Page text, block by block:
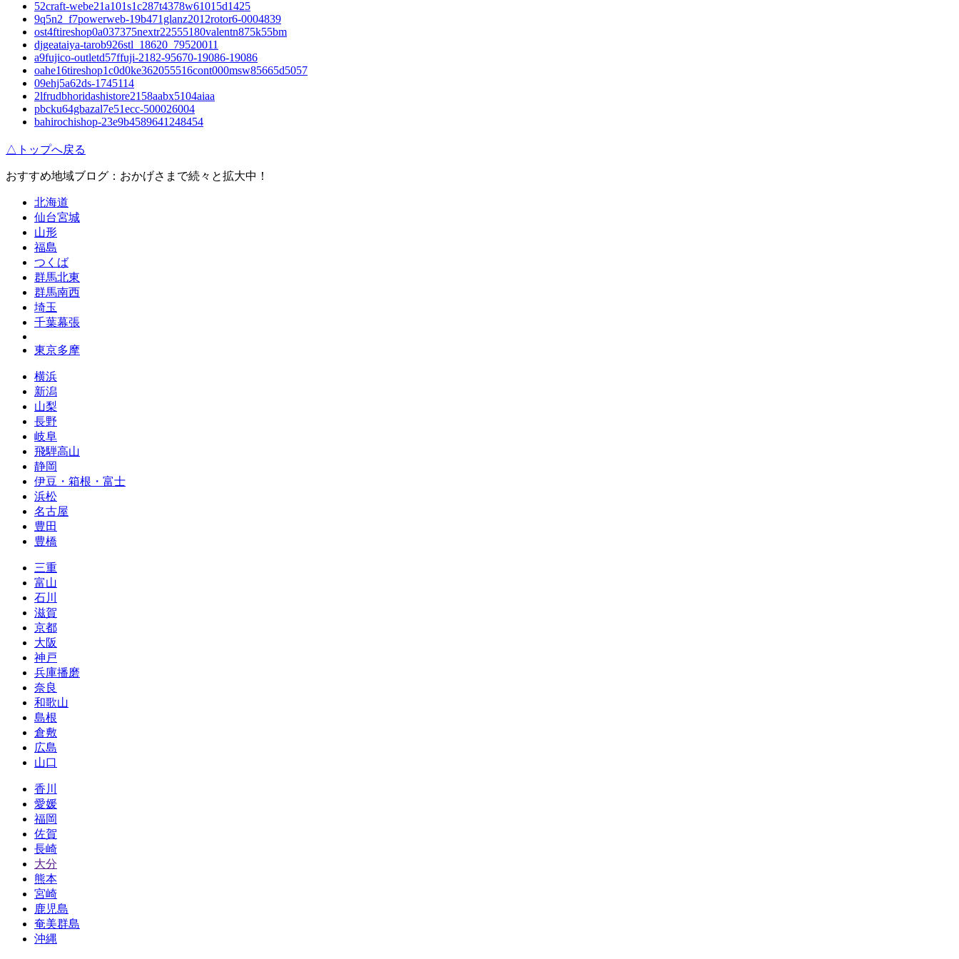
52craft-webe21a101s1c287t4378w61015d1425
9q5n2_f7powerweb-19b471glanz2012rotor6-0004839
ost4ftireshop0a037375nextr22555180valentn875k55bm
djgeataiya-tarob926stl_18620_79520011
a9fujico-outletd57ffuji-2182-95670-19086-19086
oahe16tireshop1c0d0ke362055516cont000msw85665d5057
09ehj5a62ds-1745114
2lfrudbhoridashistore2158aabx5104aiaa
pbcku64gbazal7e51ecc-500026004
bahirochishop-23e9b4589641248454
△トップへ戻る
おすすめ地域ブログ：おかげさまで続々と拡大中！
北海道
仙台宮城
山形
福島
つくば
群馬北東
群馬南西
埼玉
千葉幕張
東京多摩
横浜
新潟
山梨
長野
岐阜
飛騨高山
静岡
伊豆・箱根・富士
浜松
名古屋
豊田
豊橋
三重
富山
石川
滋賀
京都
大阪
神戸
兵庫播磨
奈良
和歌山
島根
倉敷
広島
山口
香川
愛媛
福岡
佐賀
長崎
大分
熊本
宮崎
鹿児島
奄美群島
沖縄